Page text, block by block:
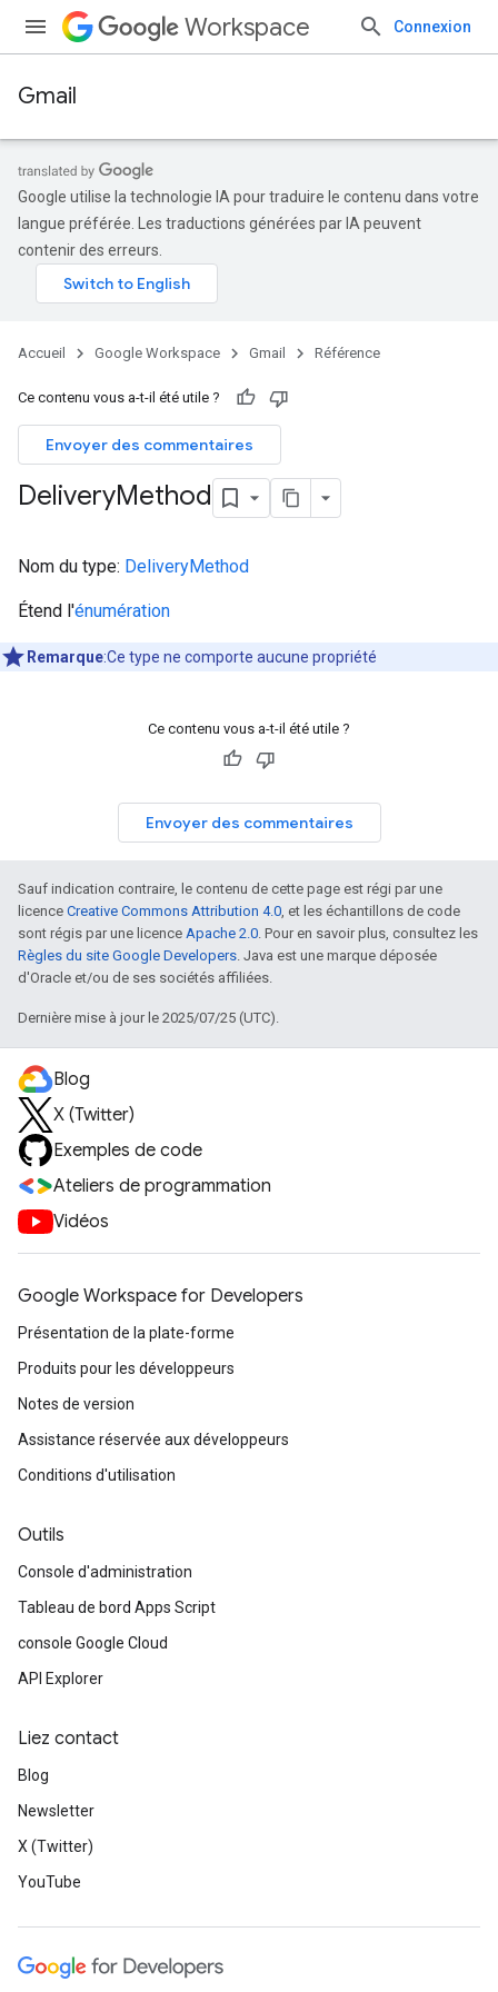
Workspace Connexion
Gmail
Google utilise la technologie IA pour traduire le contenu dans votre
langue préférée. Les traductions générées par IA peuvent
contenir des erreurs.
Accueil Google Workspace Gmail Référence
Ce contenu vous a-t-il été utile ?
Envoyer des commentaires
DeliveryMethod
Nom du type: DeliveryMethod
Étend l'énumération
Remarque:Ce type ne comporte aucune propriété
Ce contenu vous a-t-il été utile ?
Envoyer des commentaires
Sauf indication contraire, le contenu de cette page est régi par une
licence Creative Commons Attribution 4.0, et les échantillons de code
sont régis par une licence Apache 2.0. Pour en savoir plus, consultez les
Règles du site Google Developers. Java est une marque déposée
d'Oracle et/ou de ses sociétés affiliées.
Dernière mise à jour le 2025/07/25 (UTC).
Blog
X (Twitter)
Exemples de code
Ateliers de programmation
Vidéos
Google Workspace for Developers
Présentation de la plate-forme
Produits pour les développeurs
Notes de version
Assistance réservée aux développeurs
Conditions d'utilisation
Outils
Console d'administration
Tableau de bord Apps Script
console Google Cloud
API Explorer
Liez contact
Blog
Newsletter
X (Twitter)
YouTube